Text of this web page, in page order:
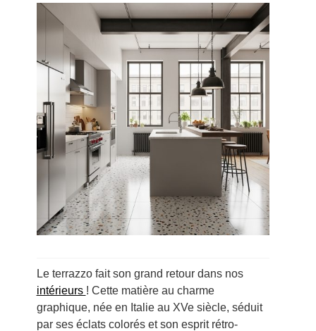
Le terrazzo fait son grand retour dans nos
intérieurs ! Cette matière au charme
graphique, née en Italie au XVe siècle, séduit
par ses éclats colorés et son esprit rétro-